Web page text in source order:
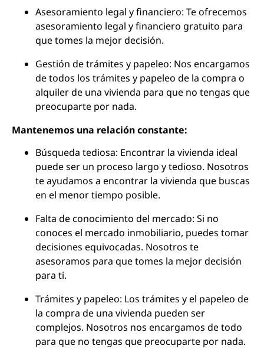
Asesoramiento legal y financiero: Te ofrecemos
asesoramiento legal y financiero gratuito para
que tomes la mejor decisión.
Gestión de trámites y papeleo: Nos encargamos
de todos los trámites y papeleo de la compra o
alquiler de una vivienda para que no tengas que
preocuparte por nada.
Mantenemos una relación constante:
Búsqueda tediosa: Encontrar la vivienda ideal
puede ser un proceso largo y tedioso. Nosotros
te ayudamos a encontrar la vivienda que buscas
en el menor tiempo posible.
Falta de conocimiento del mercado: Si no
conoces el mercado inmobiliario, puedes tomar
decisiones equivocadas. Nosotros te
asesoramos para que tomes la mejor decisión
para ti.
Trámites y papeleo: Los trámites y el papeleo de
la compra de una vivienda pueden ser
complejos. Nosotros nos encargamos de todo
para que no tengas que preocuparte por nada.